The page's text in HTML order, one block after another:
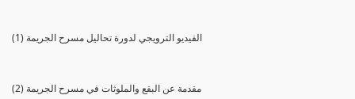
(1) الفيديو الترويجي لدورة تحاليل مسرح الجريمة
(2) مقدمة عن البقع والملوثات في مسرح الجريمة